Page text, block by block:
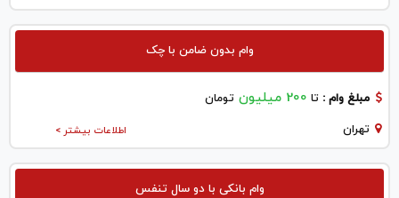
وام بدون ضامن با چک
مبلغ وام : تا 200 میلیون تومان
اطلاعات بیشتر > تهران
وام بانکی با دو سال تنفس